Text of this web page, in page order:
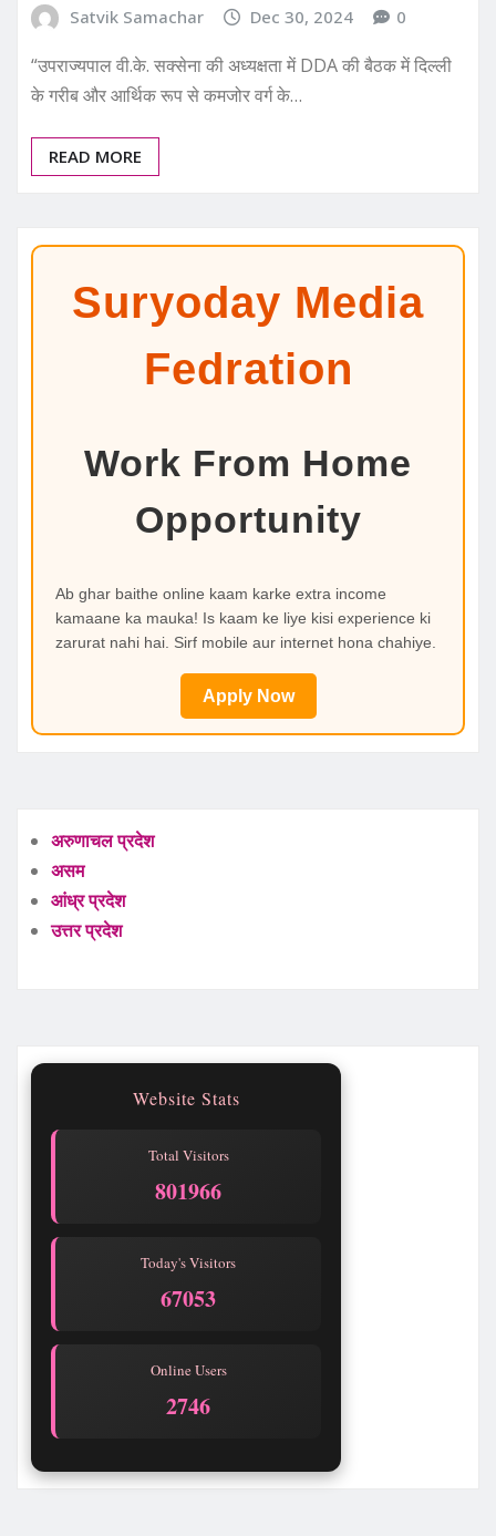
Satvik Samachar Dec 30, 2024 0
“उपराज्यपाल वी.के. सक्सेना की अध्यक्षता में DDA की बैठक में दिल्ली
के गरीब और आर्थिक रूप से कमजोर वर्ग के…
READ MORE
Suryoday Media
Fedration
Work From Home
Opportunity
Ab ghar baithe online kaam karke extra income
kamaane ka mauka! Is kaam ke liye kisi experience ki
zarurat nahi hai. Sirf mobile aur internet hona chahiye.
Apply Now
अरुणाचल प्रदेश
असम
आंध्र प्रदेश
उत्तर प्रदेश
Website Stats
Total Visitors
801970
Today's Visitors
67057
Online Users
2746